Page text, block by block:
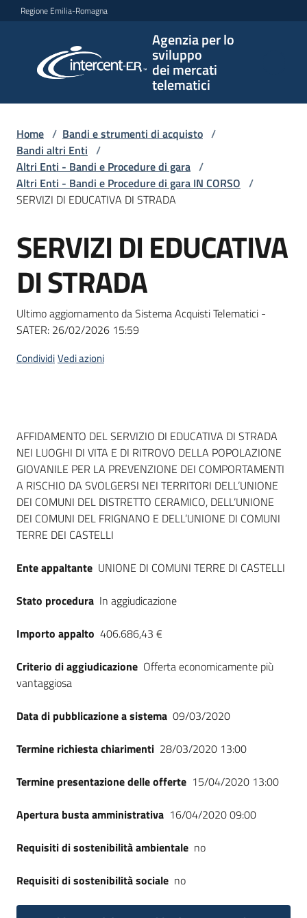
Vai al contenuto
Vai alla navigazione
Vai al footer
Regione Emilia-Romagna
Agenzia per lo
sviluppo
dei mercati
telematici
per lo
sviluppo
telematici
L'Agenzia
Bandi
strumenti
acquisto
telematiche
site
su
Home / Bandi e strumenti di acquisto /
Bandi altri Enti /
Altri Enti - Bandi e Procedure di gara /
Altri Enti - Bandi e Procedure di gara IN CORSO /
SERVIZI DI EDUCATIVA DI STRADA
Salta al contenuto
SERVIZI DI EDUCATIVA
DI STRADA
Ultimo aggiornamento da Sistema Acquisti Telematici -
SATER: 26/02/2026 15:59
CondividiVedi azioni
Dati del bando
AFFIDAMENTO DEL SERVIZIO DI EDUCATIVA DI STRADA
NEI LUOGHI DI VITA E DI RITROVO DELLA POPOLAZIONE
GIOVANILE PER LA PREVENZIONE DEI COMPORTAMENTI
A RISCHIO DA SVOLGERSI NEI TERRITORI DELL’UNIONE
DEI COMUNI DEL DISTRETTO CERAMICO, DELL’UNIONE
DEI COMUNI DEL FRIGNANO E DELL’UNIONE DI COMUNI
TERRE DEI CASTELLI
Ente appaltante UNIONE DI COMUNI TERRE DI CASTELLI
Stato procedura In aggiudicazione
Importo appalto 406.686,43 €
Criterio di aggiudicazione Offerta economicamente più
vantaggiosa
Data di pubblicazione a sistema 09/03/2020
Termine richiesta chiarimenti 28/03/2020 13:00
Termine presentazione delle offerte 15/04/2020 13:00
Apertura busta amministrativa 16/04/2020 09:00
Requisiti di sostenibilità ambientale no
Requisiti di sostenibilità sociale no